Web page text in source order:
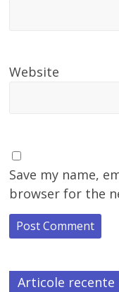
Website
Save my name,
browser for the
Articole recente